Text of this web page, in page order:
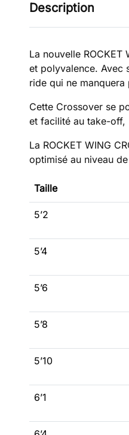
Description
La nouvelle
et polyvalence. Avec
ride qui ne
Cette Crossover se
et facilité au take-off,
La ROCKET WING
optimisé au niveau
Taille
5’2
5’4
5’6
5’8
5’10
6’1